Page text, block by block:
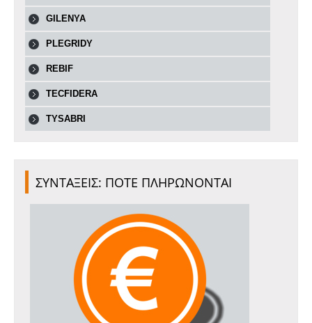
GILENYA
PLEGRIDY
REBIF
TECFIDERA
TYSABRI
ΣΥΝΤΑΞΕΙΣ: ΠΟΤΕ ΠΛΗΡΩΝΟΝΤΑΙ